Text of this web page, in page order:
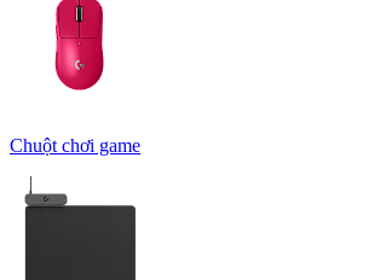
Chuột chơi game